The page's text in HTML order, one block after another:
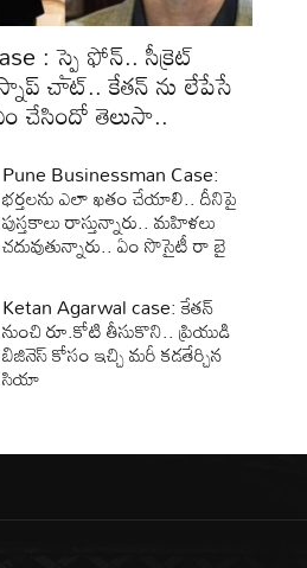
: స్పై ఫోన్.. సీక్రెట్
స్నాప్ చాట్.. కేతన్ ను లేపేసే
చేసిందో తెలుసా..
Pune Businessman Case:
భర్తలను ఎలా ఖతం చేయాలి.. దీనిపై
పుస్తకాలు రాస్తున్నారు.. మహిళలు
చదువుతున్నారు.. ఏం సొసైటీ రా బై
Ketan Agarwal case: కేతన్
నుంచి రూ.కోటి తీసుకొని.. ప్రియుడి
బిజినెస్ కోసం ఇచ్చి మరీ కడతేర్చిన
సియా